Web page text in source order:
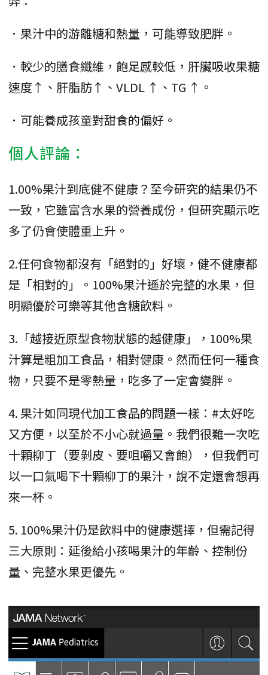
．果汁中的游離糖和熱量，可能導致肥胖。
．較少的膳食纖維，飽足感較低，肝臟吸收果糖
速度↑、肝脂肪↑、VLDL ↑、TG ↑。
．可能養成孩童對甜食的偏好。
個人評論：
1.00%果汁到底健不健康？至今研究的結果仍不
一致，它雖富含水果的營養成份，但研究顯示吃
多了仍會使體重上升。
2.任何食物都沒有「絕對的」好壞，健不健康都
是「相對的」。100%果汁遜於完整的水果，但
明顯優於可樂等其他含糖飲料。
3.「越接近原型食物狀態的越健康」，100%果
汁算是粗加工食品，相對健康。然而任何一種食
物，只要不是零熱量，吃多了一定會變胖。
4. 果汁如同現代加工食品的問題一樣：#太好吃
又方便，以至於不小心就過量。我們很難一次吃
十顆柳丁（要剝皮、要咀嚼又會飽），但我們可
以一口氣喝下十顆柳丁的果汁，說不定還會想再
來一杯。
5. 100%果汁仍是飲料中的健康選擇，但需記得
三大原則：延後給小孩喝果汁的年齡、控制份
量、完整水果更優先。